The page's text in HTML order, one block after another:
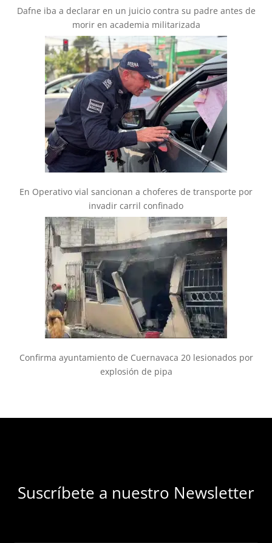
Dafne iba a declarar en un juicio contra su padre antes de
morir en academia militarizada
En Operativo vial sancionan a choferes de transporte por
invadir carril confinado
Confirma ayuntamiento de Cuernavaca 20 lesionados por
explosión de pipa
Suscríbete a nuestro Newsletter